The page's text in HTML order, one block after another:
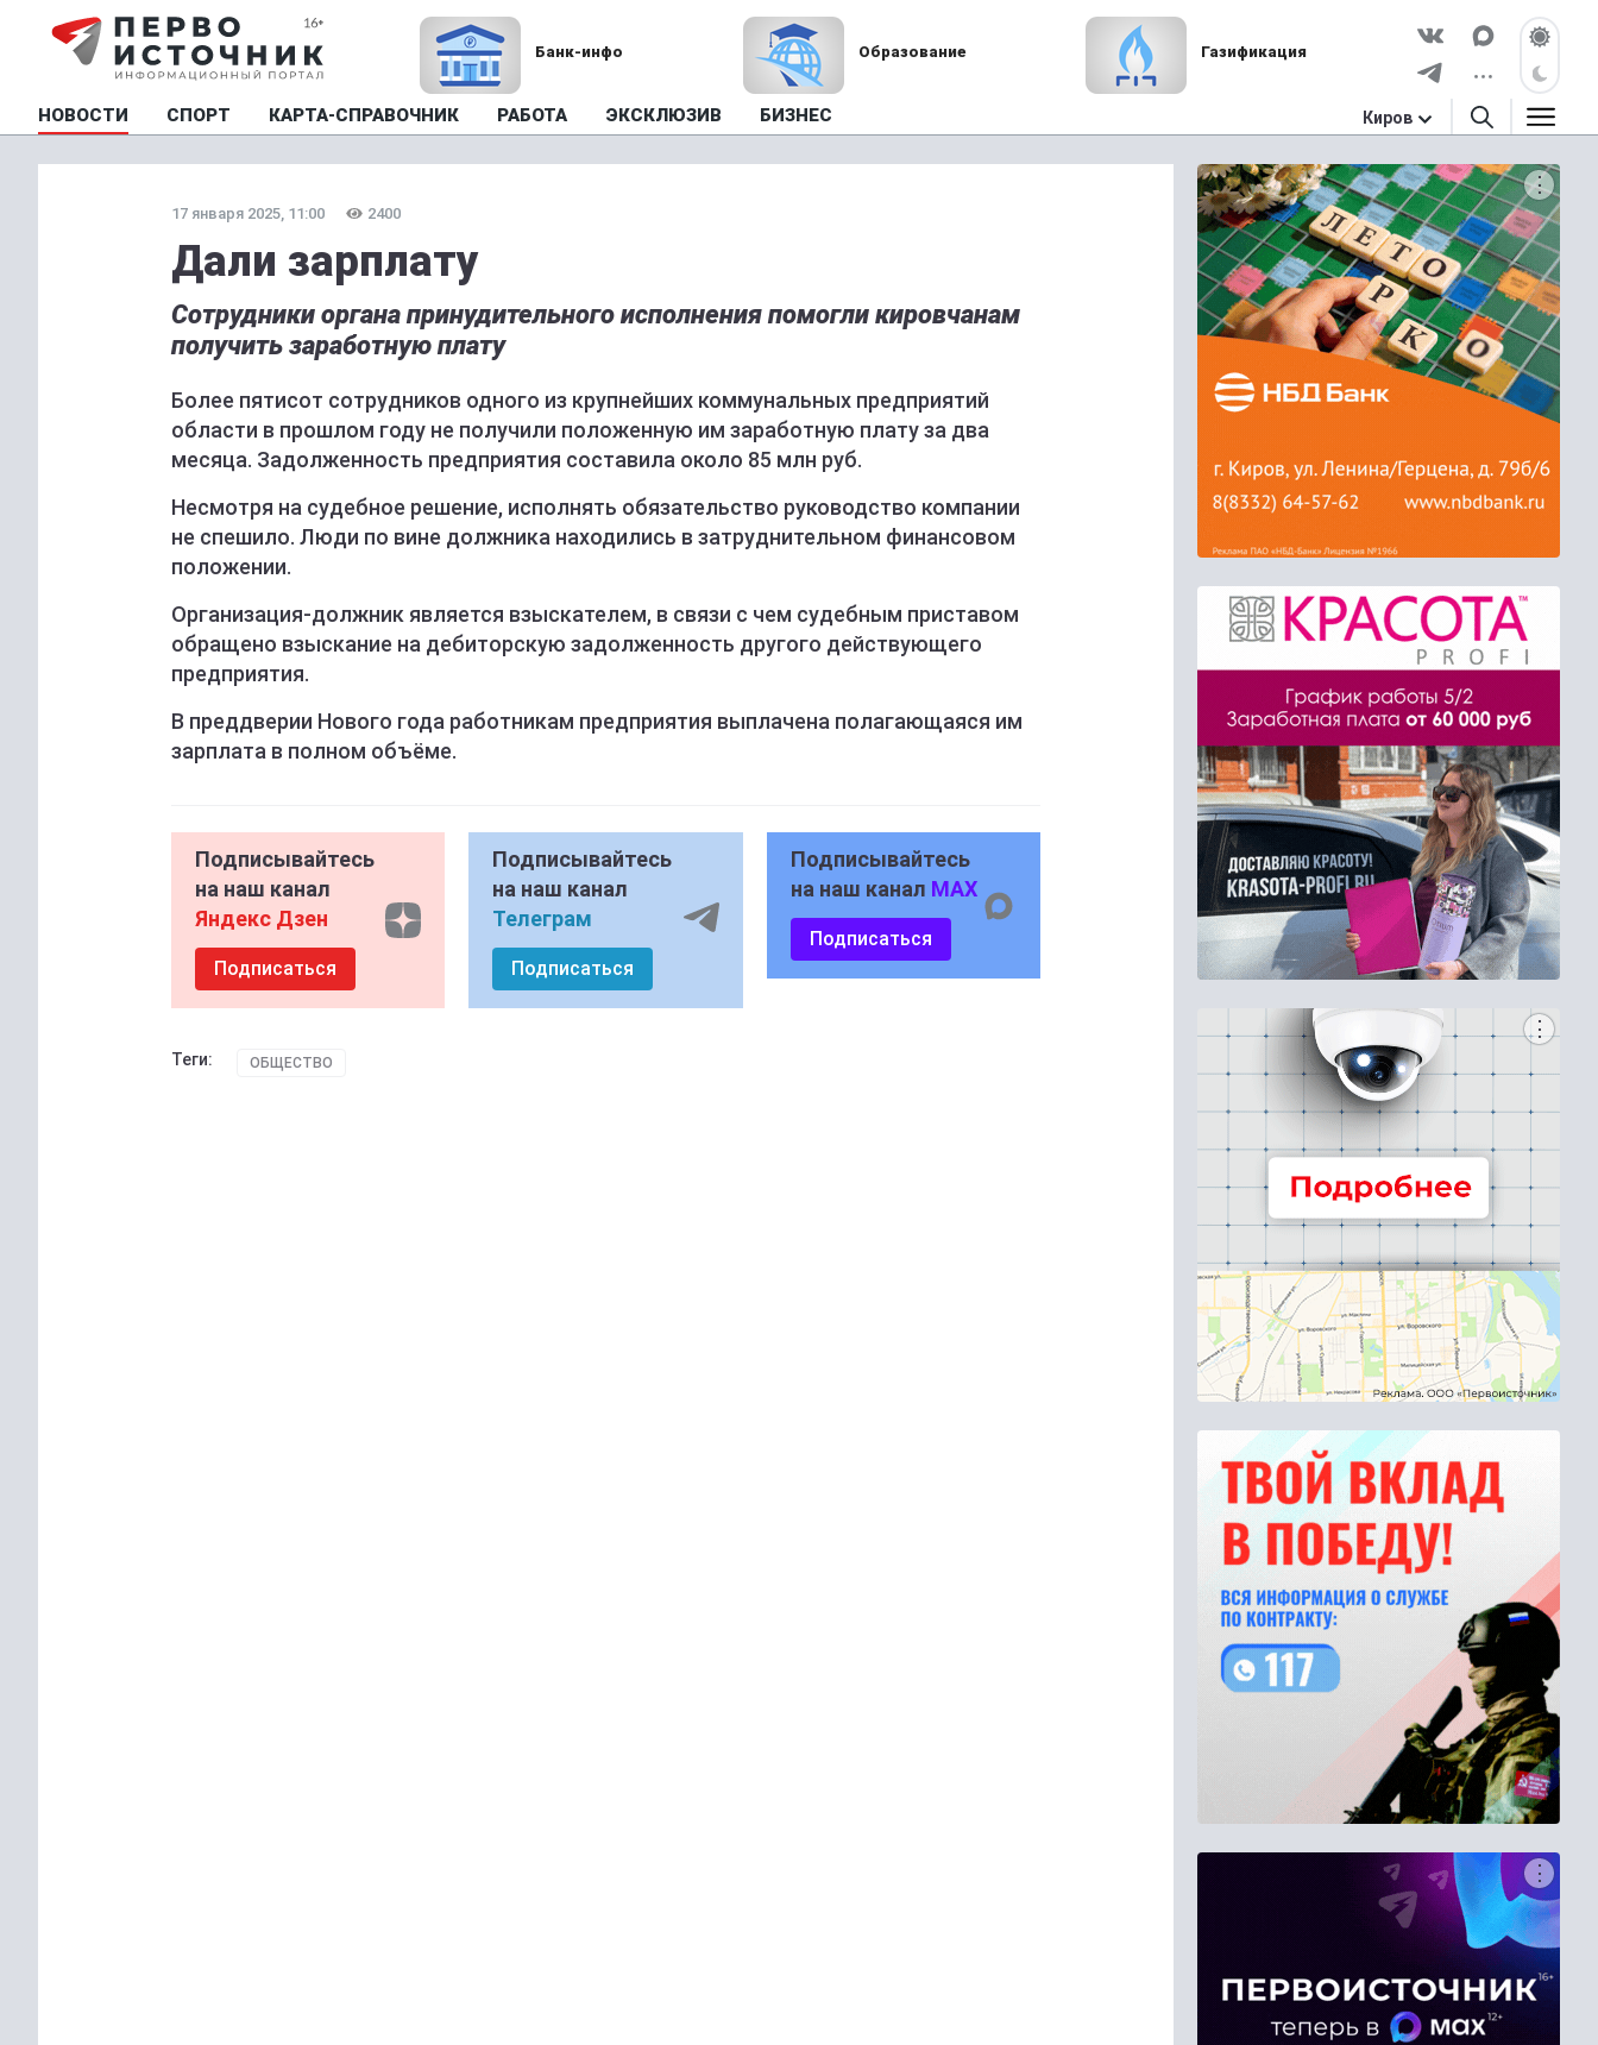
Банк-инфо Образование Газификация
НОВОСТИ СПОРТ КАРТА-СПРАВОЧНИК РАБОТА ЭКСКЛЮЗИВ БИЗНЕС Киров
17 января 2025, 11:00 2400
Дали зарплату
Сотрудники органа принудительного исполнения помогли кировчанам
получить заработную плату
Более пятисот сотрудников одного из крупнейших коммунальных предприятий
области в прошлом году не получили положенную им заработную плату за два
месяца. Задолженность предприятия составила около 85 млн руб.
Несмотря на судебное решение, исполнять обязательство руководство компании
не спешило. Люди по вине должника находились в затруднительном финансовом
положении.
Организация-должник является взыскателем, в связи с чем судебным приставом
обращено взыскание на дебиторскую задолженность другого действующего
предприятия.
В преддверии Нового года работникам предприятия выплачена полагающаяся им
зарплата в полном объёме.
Подписывайтесь
на наш канал
Яндекс Дзен
Подписаться
Подписывайтесь
на наш канал
Телеграм
Подписаться
Подписывайтесь
на наш канал MAX
Подписаться
Теги: ОБЩЕСТВО